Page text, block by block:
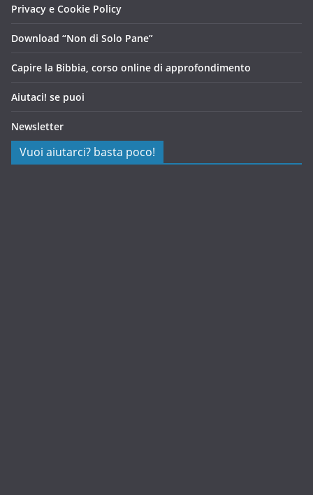
Privacy e Cookie Policy
Download “Non di Solo Pane”
Capire la Bibbia, corso online di approfondimento
Aiutaci! se puoi
Newsletter
Vuoi aiutarci? basta poco!